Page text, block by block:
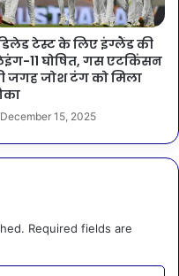
टेस्ट के लिए इंग्लैंड की
11 घोषित, गस एटकिंसन
जगह जोश टंग को मिला
December 15, 2025
Required fields are